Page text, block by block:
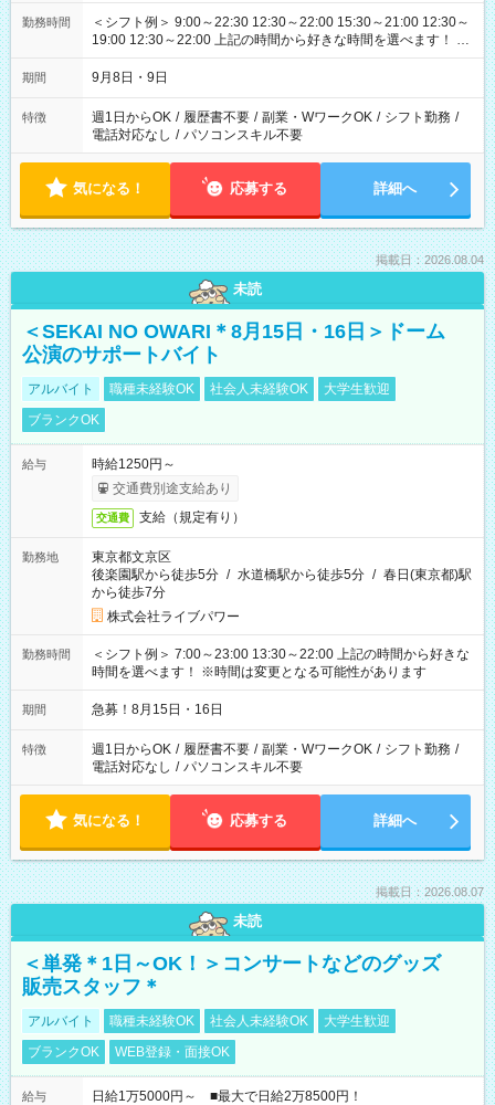
勤務時間
＜シフト例＞ 9:00～22:30 12:30～22:00 15:30～21:00 12:30～
19:00 12:30～22:00 上記の時間から好きな時間を選べます！ ※
時間は変更となる可能性があります
期間 9月8日・9日
特徴 週1日からOK / 履歴書不要 / 副業・WワークOK / シフト勤務 /
電話対応なし / パソコンスキル不要
気になる！ 応募する 詳細へ
掲載日：2026.08.04
未読
＜SEKAI NO OWARI＊8月15日・16日＞ドーム
公演のサポートバイト
アルバイト 職種未経験OK 社会人未経験OK
大学生歓迎
ブランクOK
給与
時給1250円～
交通費別途支給あり
交通費 支給（規定有り）
勤務地
東京都文京区
後楽園駅から徒歩5分 / 水道橋駅から徒歩5分 / 春日(東京都)駅
から徒歩7分
株式会社ライブパワー
勤務時間
＜シフト例＞ 7:00～23:00 13:30～22:00 上記の時間から好きな
時間を選べます！ ※時間は変更となる可能性があります
期間 急募！8月15日・16日
特徴 週1日からOK / 履歴書不要 / 副業・WワークOK / シフト勤務 /
電話対応なし / パソコンスキル不要
気になる！ 応募する 詳細へ
掲載日：2026.08.07
未読
＜単発＊1日～OK！＞コンサートなどのグッズ
販売スタッフ＊
アルバイト 職種未経験OK 社会人未経験OK
大学生歓迎
ブランクOK
WEB登録・面接OK
給与 日給1万5000円～ ■最大で日給2万8500円！